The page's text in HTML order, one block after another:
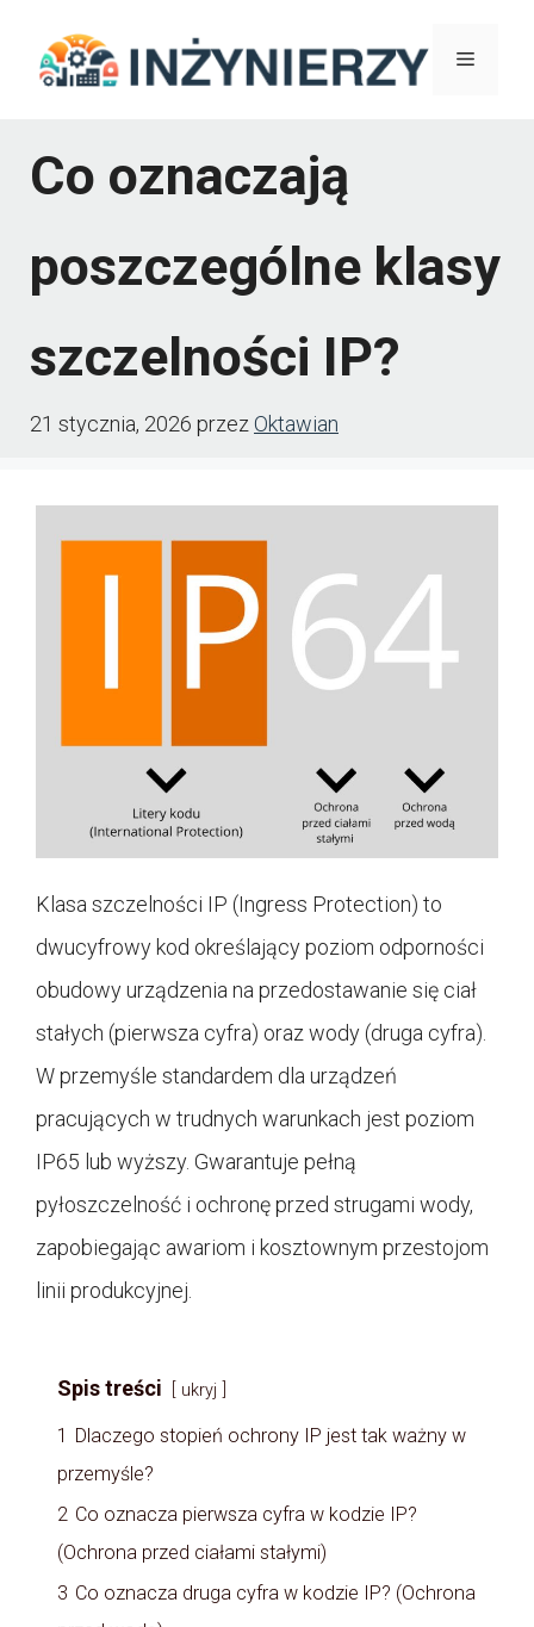
Menu
Co oznaczają
poszczególne klasy
szczelności IP?
21 stycznia, 2026 przez Oktawian
Klasa szczelności IP (Ingress Protection) to
dwucyfrowy kod określający poziom odporności
obudowy urządzenia na przedostawanie się ciał
stałych (pierwsza cyfra) oraz wody (druga cyfra).
W przemyśle standardem dla urządzeń
pracujących w trudnych warunkach jest poziom
IP65 lub wyższy. Gwarantuje pełną
pyłoszczelność i ochronę przed strugami wody,
zapobiegając awariom i kosztownym przestojom
linii produkcyjnej.
Spis treści ukryj
1 Dlaczego stopień ochrony IP jest tak ważny w
przemyśle?
2 Co oznacza pierwsza cyfra w kodzie IP?
(Ochrona przed ciałami stałymi)
3 Co oznacza druga cyfra w kodzie IP? (Ochrona